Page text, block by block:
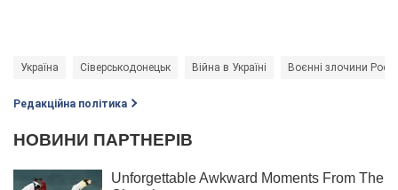
Україна Сіверськодонецьк Війна в Україні Воєнні злочини Росії
Редакційна політика